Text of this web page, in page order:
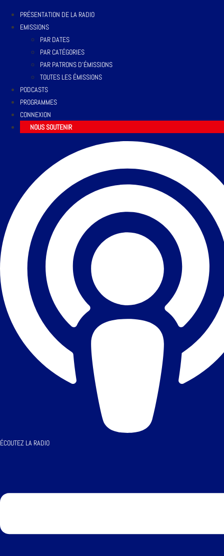
PRÉSENTATION DE LA RADIO
EMISSIONS
PAR DATES
PAR CATÉGORIES
PAR PATRONS D’ÉMISSIONS
TOUTES LES ÉMISSIONS
PODCASTS
PROGRAMMES
CONNEXION
NOUS SOUTENIR
ÉCOUTEZ LA RADIO